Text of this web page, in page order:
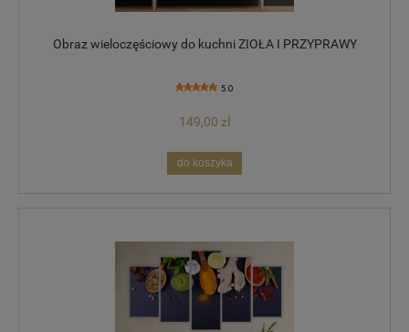
Obraz wieloczęściowy do kuchni ZIOŁA I PRZYPRAWY
5.0
149,00 zł
do koszyka